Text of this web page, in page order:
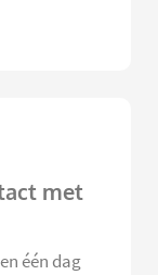
met
één dag